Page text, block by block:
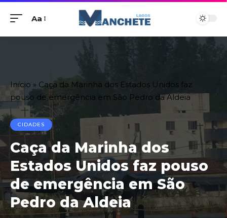
Aa
Início » Caça da Marinha dos Estados Unidos faz
pouso de emergência em São Pedro da Aldeia
CIDADES
Caça da Marinha dos
Estados Unidos faz pouso
de emergência em São
Pedro da Aldeia